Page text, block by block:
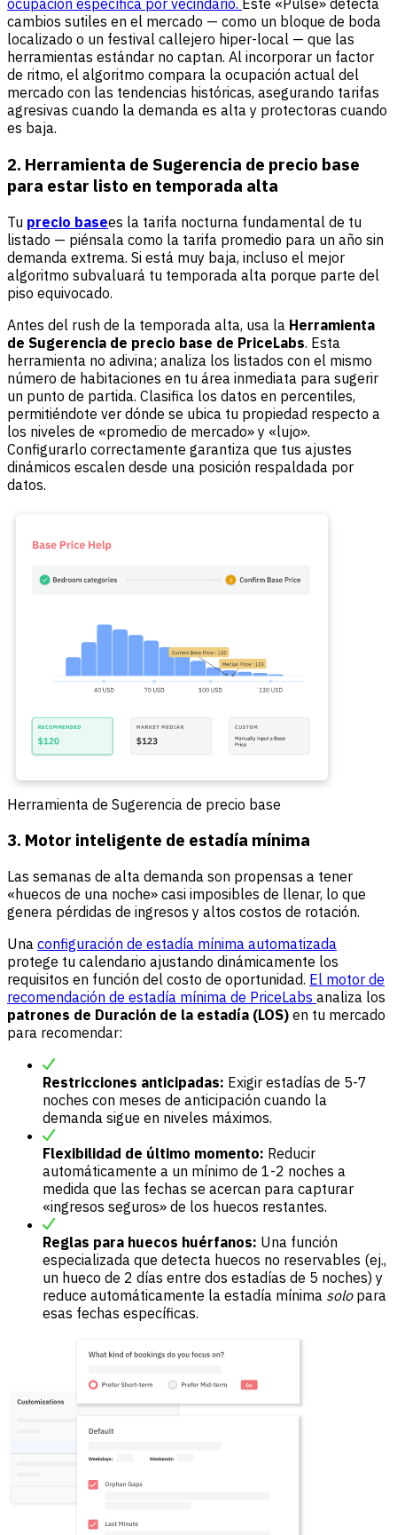
ocupación específica por vecindario. Este «Pulse» detecta
cambios sutiles en el mercado — como un bloque de boda
localizado o un festival callejero hiper-local — que las
herramientas estándar no captan. Al incorporar un factor
de ritmo, el algoritmo compara la ocupación actual del
mercado con las tendencias históricas, asegurando tarifas
agresivas cuando la demanda es alta y protectoras cuando
es baja.
2. Herramienta de Sugerencia de precio base
para estar listo en temporada alta
Tu precio basees la tarifa nocturna fundamental de tu
listado — piénsala como la tarifa promedio para un año sin
demanda extrema. Si está muy baja, incluso el mejor
algoritmo subvaluará tu temporada alta porque parte del
piso equivocado.
Antes del rush de la temporada alta, usa la Herramienta
de Sugerencia de precio base de PriceLabs. Esta
herramienta no adivina; analiza los listados con el mismo
número de habitaciones en tu área inmediata para sugerir
un punto de partida. Clasifica los datos en percentiles,
permitiéndote ver dónde se ubica tu propiedad respecto a
los niveles de «promedio de mercado» y «lujo».
Configurarlo correctamente garantiza que tus ajustes
dinámicos escalen desde una posición respaldada por
datos.
Herramienta de Sugerencia de precio base
3. Motor inteligente de estadía mínima
Las semanas de alta demanda son propensas a tener
«huecos de una noche» casi imposibles de llenar, lo que
genera pérdidas de ingresos y altos costos de rotación.
Una configuración de estadía mínima automatizada
protege tu calendario ajustando dinámicamente los
requisitos en función del costo de oportunidad. El motor de
recomendación de estadía mínima de PriceLabs analiza los
patrones de Duración de la estadía (LOS) en tu mercado
para recomendar:
Restricciones anticipadas: Exigir estadías de 5-7
noches con meses de anticipación cuando la
demanda sigue en niveles máximos.
Flexibilidad de último momento: Reducir
automáticamente a un mínimo de 1-2 noches a
medida que las fechas se acercan para capturar
«ingresos seguros» de los huecos restantes.
Reglas para huecos huérfanos: Una función
especializada que detecta huecos no reservables (ej.,
un hueco de 2 días entre dos estadías de 5 noches) y
reduce automáticamente la estadía mínima solopara
esas fechas específicas.